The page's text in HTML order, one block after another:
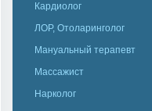
Кардиолог
ЛОР, Отоларинголог
Мануальный терапевт
Массажист
Нарколог